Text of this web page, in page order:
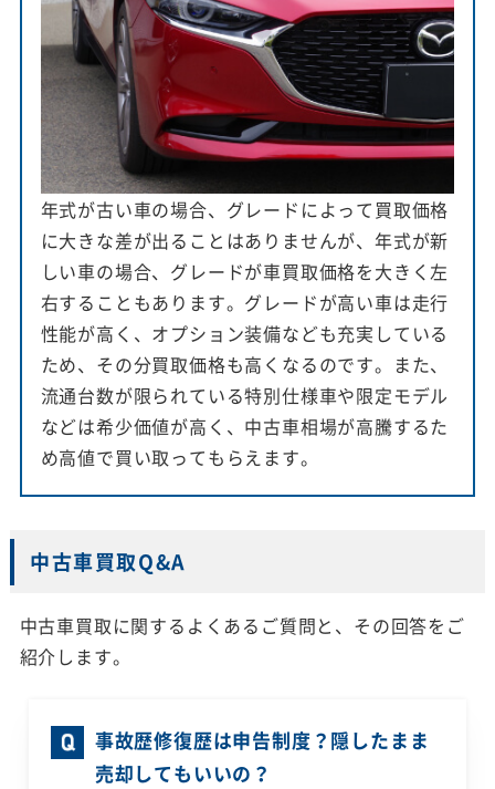
年式が古い車の場合、グレードによって買取価格
に大きな差が出ることはありませんが、年式が新
しい車の場合、グレードが車買取価格を大きく左
右することもあります。グレードが高い車は走行
性能が高く、オプション装備なども充実している
ため、その分買取価格も高くなるのです。また、
流通台数が限られている特別仕様車や限定モデル
などは希少価値が高く、中古車相場が高騰するた
め高値で買い取ってもらえます。
中古車買取Q&A
中古車買取に関するよくあるご質問と、その回答をご
紹介します。
事故歴修復歴は申告制度？隠したまま
売却してもいいの？